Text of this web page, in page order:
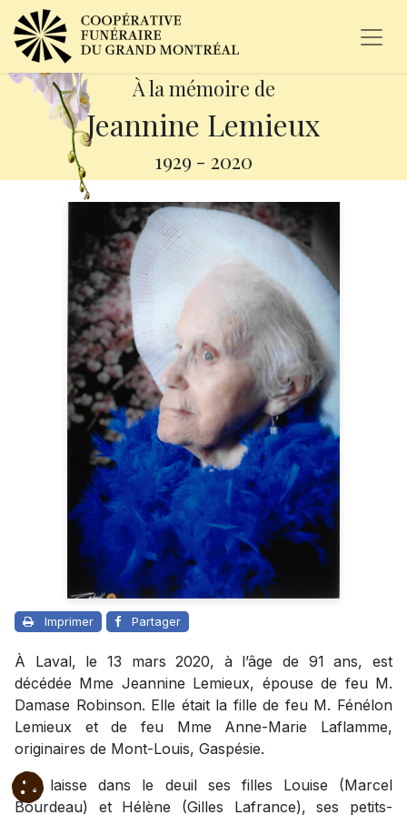
À la mémoire de
Jeannine Lemieux
1929 - 2020
Imprimer Partager
À Laval, le 13 mars 2020, à l’âge de 91 ans, est
décédée Mme Jeannine Lemieux, épouse de feu M.
Damase Robinson. Elle était la fille de feu M. Fénélon
Lemieux et de feu Mme Anne-Marie Laflamme,
originaires de Mont-Louis, Gaspésie.
Elle laisse dans le deuil ses filles Louise (Marcel
Bourdeau) et Hélène (Gilles Lafrance), ses petits-